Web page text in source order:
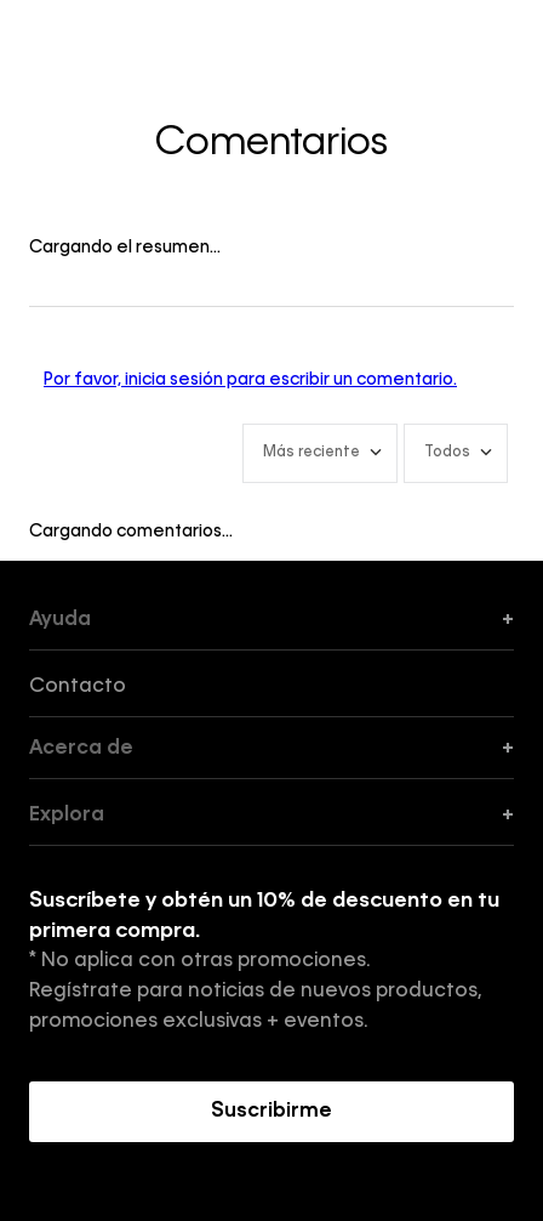
Comentarios
Cargando el resumen…
Por favor, inicia sesión para escribir un comentario.
Más reciente Todos
Cargando comentarios…
Ayuda +
Contacto
Acerca de +
Tiendas
Aviso de privacidad
Términos y Condiciones
Explora +
Suscríbete y obtén un 10% de descuento en tu
primera compra.
* No aplica con otras promociones.
Regístrate para noticias de nuevos productos,
promociones exclusivas + eventos.
Suscribirme